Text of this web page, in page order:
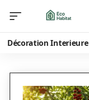
Décoration Interieure